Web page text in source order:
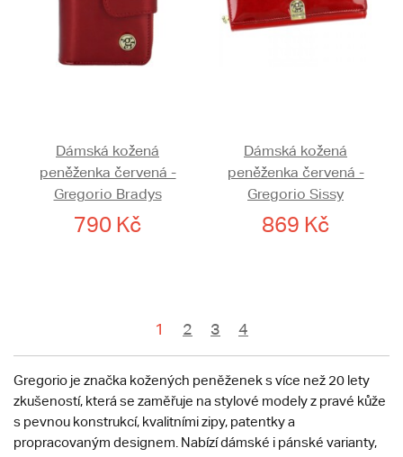
Dámská kožená
peněženka červená -
Gregorio Bradys
790 Kč
Dámská kožená
peněženka červená -
Gregorio Sissy
869 Kč
1 2 3 4
Gregorio je značka kožených peněženek s více než 20 lety
zkušeností, která se zaměřuje na stylové modely z pravé kůže
s pevnou konstrukcí, kvalitními zipy, patentky a
propracovaným designem. Nabízí dámské i pánské varianty,